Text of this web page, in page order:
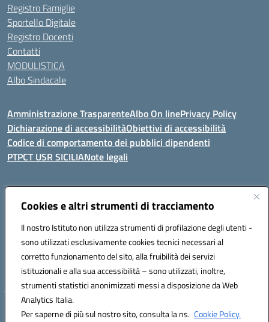
Cookies e altri strumenti di tracciamento
Il nostro Istituto non utilizza strumenti di profilazione degli utenti -
sono utilizzati esclusivamente cookies tecnici necessari al
corretto funzionamento del sito, alla fruibilità dei servizi
istituzionali e alla sua accessibilità – sono utilizzati, inoltre,
strumenti statistici anonimizzati messi a disposizione da Web
Analytics Italia.
Per saperne di più sul nostro sito, consulta la ns. Cookie Policy.
Registro Famiglie
Sportello Digitale
Registro Docenti
Contatti
MODULISTICA
Albo Sindacale
Amministrazione TrasparenteAlbo On linePrivacy Policy
Dichiarazione di accessibilitàObiettivi di accessibilità
Codice di comportamento dei pubblici dipendenti
PTPCT USR SICILIANote legali
Indirizzo:Via Enrico Fermi, 4 - Cefalù
Posta elettronica certificata (PEC):PAIC8AJ008@pec.istruzione.it
Codice fiscale: 82000590826
Codice meccanografico: PAIC8AJ008
Hosting & Powered by 3D Solution S.r.l.